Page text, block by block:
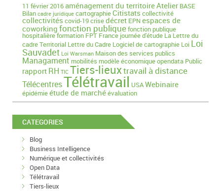
11 février 2016aménagement du territoireAtelier BASE
Bilan cadre juridique cartographieCitistats collectivité
collectivités covid-19crisedécret EPN espaces de
coworking fonction publiquefonction publique
hospitalièreformation FPT France journée d'étude La Lettre du
cadre Territorial Lettre du Cadre Logiciel de cartographie Loi Loi
Sauvadet Loi Warsman Maison des services publics
Managament mobilités modèle économiqueopendata Public
rapport RH TIC Tiers-lieuxtravail à distance
TélécentresTélétravail USAWebinaire
épidémieétude de marchéévaluation
CATEGORIES
Blog
Business Intelligence
Numérique et collectivités
Open Data
Télétravail
Tiers-lieux